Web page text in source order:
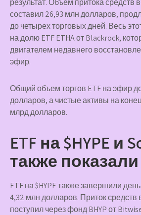
результат. Объем притока средств
составил 26,93 млн долларов,
до четырех торговых дней. Весь
на долю ETF ETHA от Blackrock,
двигателем недавнего
эфир.
Общий объем торгов ETF на эфир
долларов, а чистые активы на
млрд долларов.
ETF на $HYPE и
также
ETF на $HYPE также завершили
4,32 млн долларов. Приток средств
поступил через фонд BHYP от